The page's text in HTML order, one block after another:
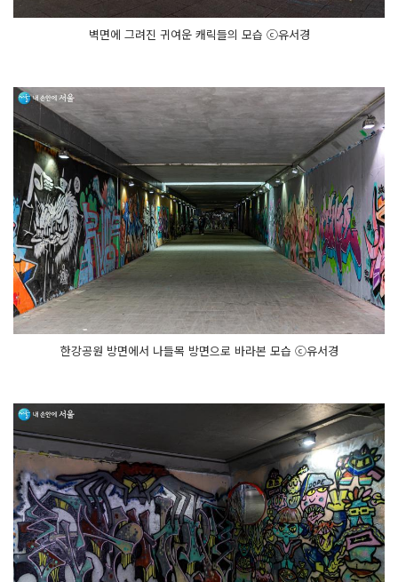
벽면에 그려진 귀여운 캐릭들의 모습 ⓒ유서경
한강공원 방면에서 나들목 방면으로 바라본 모습 ⓒ유서경